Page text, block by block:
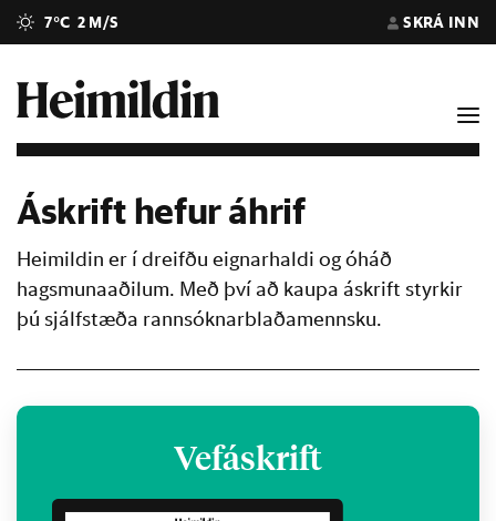
7°C 2 M/S SKRÁ INN
Áskrift hefur áhrif
Heimildin er í dreifðu eignarhaldi og óháð
hagsmunaaðilum. Með því að kaupa áskrift styrkir
þú sjálfstæða rannsóknarblaðamennsku.
Vefáskrift